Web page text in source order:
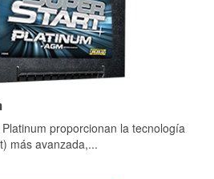
proporcionan la tecnología
más avanzada,...